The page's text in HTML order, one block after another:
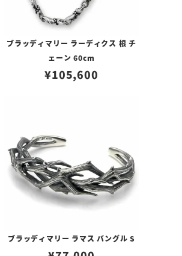
ブラッディマリー ラーディクス 根 チ
ェーン 60cm
¥105,600
ブラッディマリー ラマス バングル S